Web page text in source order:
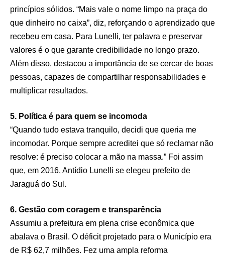
princípios sólidos. “Mais vale o nome limpo na praça do
que dinheiro no caixa”, diz, reforçando o aprendizado que
recebeu em casa. Para Lunelli, ter palavra e preservar
valores é o que garante credibilidade no longo prazo.
Além disso, destacou a importância de se cercar de boas
pessoas, capazes de compartilhar responsabilidades e
multiplicar resultados.
5. Política é para quem se incomoda
“Quando tudo estava tranquilo, decidi que queria me
incomodar. Porque sempre acreditei que só reclamar não
resolve: é preciso colocar a mão na massa.” Foi assim
que, em 2016, Antídio Lunelli se elegeu prefeito de
Jaraguá do Sul.
6. Gestão com coragem e transparência
Assumiu a prefeitura em plena crise econômica que
abalava o Brasil. O déficit projetado para o Município era
de R$ 62,7 milhões. Fez uma ampla reforma